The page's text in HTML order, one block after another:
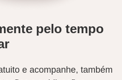
pelo tempo
e acompanhe, também